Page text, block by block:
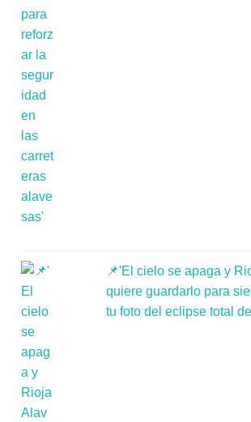
📌'El cielo se apaga y
quiere guardarlo para
tu foto del eclipse total